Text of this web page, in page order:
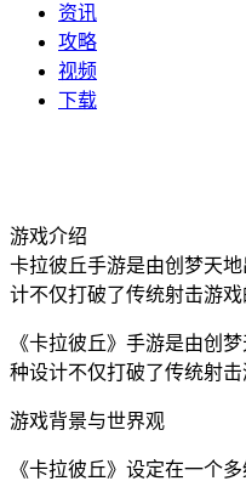
资讯
攻略
视频
下载
游戏介绍
卡拉彼丘手游是由创梦天
计不仅打破了传统射击游
《卡拉彼丘》手游是由创
种设计不仅打破了传统射
游戏背景与世界观
《卡拉彼丘》设定在一个